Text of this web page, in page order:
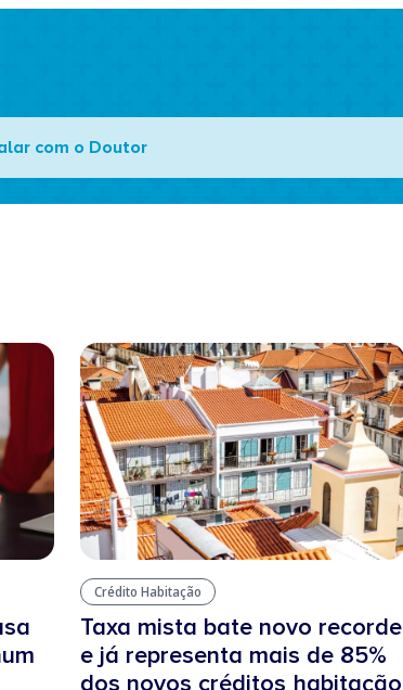
com o Doutor
Crédito Habitação
Taxa mista bate novo recorde
e já representa mais de 85%
dos novos créditos habitação